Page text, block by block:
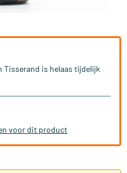
Tisserand is helaas tijdelijk
voor dit product